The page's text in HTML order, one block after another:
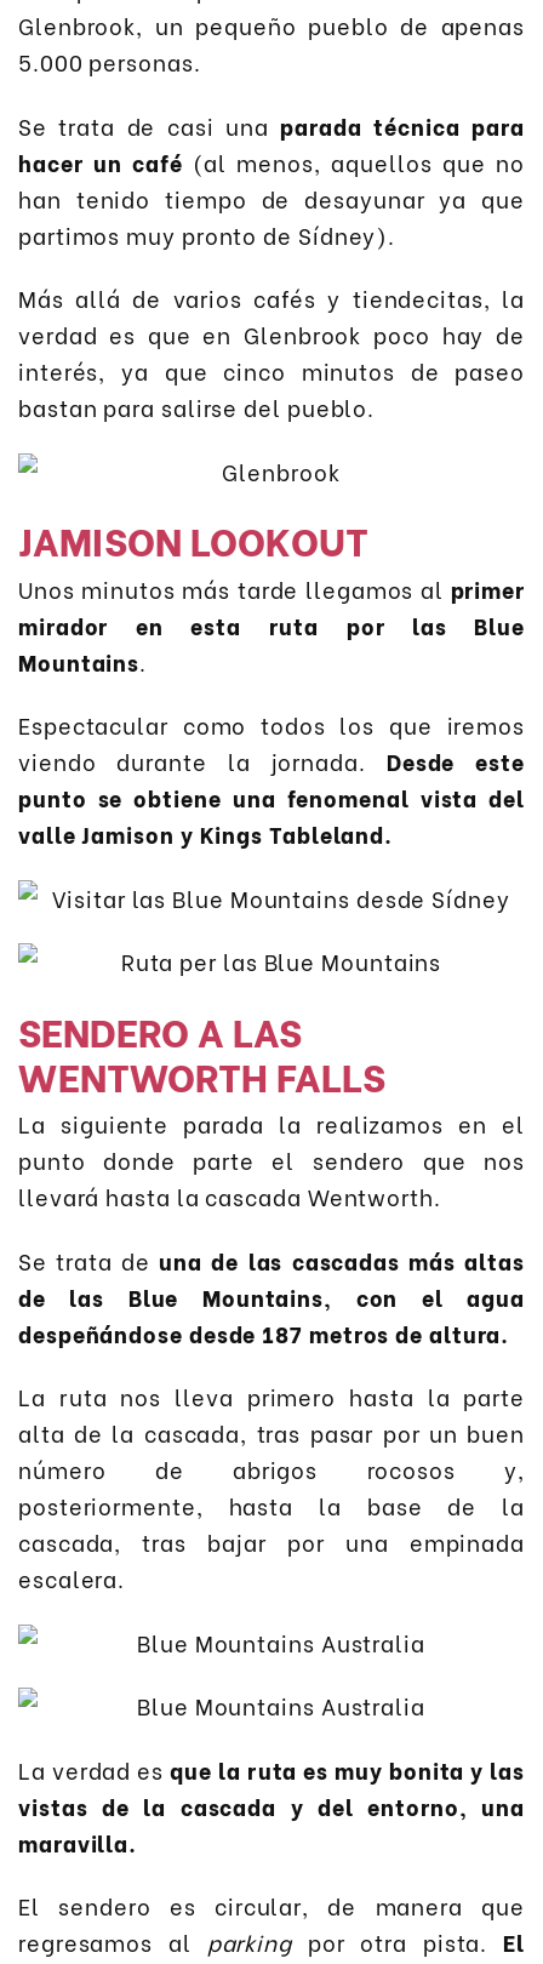
Glenbrook, un pequeño pueblo de apenas
5.000 personas.
Se trata de casi una parada técnica para
hacer un café (al menos, aquellos que no
han tenido tiempo de desayunar ya que
partimos muy pronto de Sídney).
Más allá de varios cafés y tiendecitas, la
verdad es que en Glenbrook poco hay de
interés, ya que cinco minutos de paseo
bastan para salirse del pueblo.
JAMISON LOOKOUT
Unos minutos más tarde llegamos al primer
mirador en esta ruta por las Blue
Mountains.
Espectacular como todos los que iremos
viendo durante la jornada. Desde este
punto se obtiene una fenomenal vista del
valle Jamison y Kings Tableland.
SENDERO A LAS
WENTWORTH FALLS
La siguiente parada la realizamos en el
punto donde parte el sendero que nos
llevará hasta la cascada Wentworth.
Se trata de una de las cascadas más altas
de las Blue Mountains, con el agua
despeñándose desde 187 metros de altura.
La ruta nos lleva primero hasta la parte
alta de la cascada, tras pasar por un buen
número de abrigos rocosos y,
posteriormente, hasta la base de la
cascada, tras bajar por una empinada
escalera.
La verdad esque la ruta es muy bonita y las
vistas de la cascada y del entorno, una
maravilla.
El sendero es circular, de manera que
regresamos al parkingpor otra pista. El